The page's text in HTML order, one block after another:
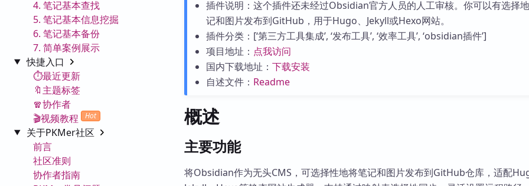
4. 笔记基本查找
5. 笔记基本信息挖掘
6. 笔记基本备份
7. 简单案例展示
快捷入口
⏱️最近更新
🔖主题标签
🧣协作者
🎬视频教程
Hot
关于PKMer社区
前言
社区准则
协作者指南
插件说明：这个插件还未经过Obsidian官方人员的人工审核。你可以有选择
记和图片发布到GitHub，用于Hugo、Jekyll或Hexo网站。
插件分类：[‘第三方工具集成’, ‘发布工具’, ‘效率工具’, ‘obsidian插件’]
项目地址： 点我访问
国内下载地址： 下载安装
自述文件： Readme
概述
主要功能
将Obsidian作为无头CMS，可选择性地将笔记和图片发布到GitHub仓库，适配